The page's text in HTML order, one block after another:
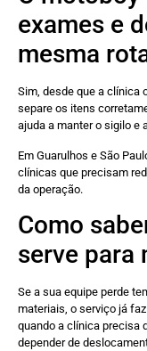
exames e
mesma
Sim, desde que a clínica
separe os itens
ajuda a manter o sigilo e
Em Guarulhos e São
clínicas que precisam
da operação.
Como
serve para
Se a sua equipe perde
materiais, o serviço já
quando a clínica precisa
depender de